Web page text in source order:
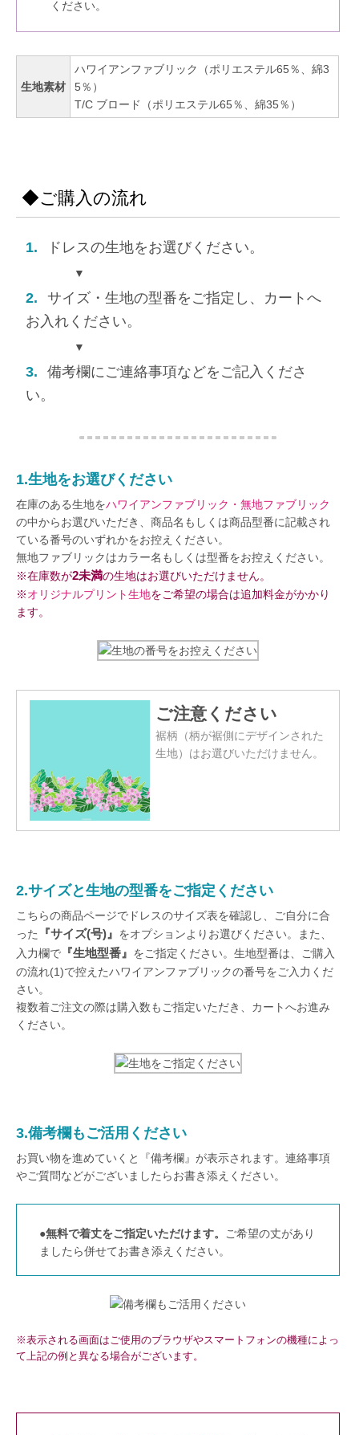
ください。
生地素材
ハワイアンファブリック（ポリエステル65％、綿3
5％）
T/C ブロード（ポリエステル65％、綿35％）
◆ご購入の流れ
1. ドレスの生地をお選びください。
▼
2.
サイズ・生地の型番をご指定し、カートへ
お入れください。
▼
3.
備考欄にご連絡事項などをご記入くださ
い。
1.生地をお選びください
在庫のある生地をハワイアンファブリック・無地ファブリック
の中からお選びいただき、商品名もしくは商品型番に記載され
ている番号のいずれかをお控えください。
無地ファブリックはカラー名もしくは型番をお控えください。
※在庫数が2未満の生地はお選びいただけません。
※オリジナルプリント生地をご希望の場合は追加料金がかかり
ます。
ご注意ください
裾柄（柄が裾側にデザインされた
生地）はお選びいただけません。
2.サイズと生地の型番をご指定ください
こちらの商品ページでドレスのサイズ表を確認し、ご自分に合
った
『サイズ(号)』 をオプションよりお選びください。また、
入力欄で 『生地型番』 をご指定ください。生地型番は、ご購入
の流れ(1)で控えたハワイアンファブリックの番号をご入力くだ
さい。
複数着ご注文の際は購入数もご指定いただき、カートへお進み
ください。
3.備考欄もご活用ください
お買い物を進めていくと『備考欄』が表示されます。連絡事項
やご質問などがございましたらお書き添えください。
●無料で着丈をご指定いただけます。
ご希望の丈があり
ましたら併せてお書き添えください。
※表示される画面はご使用のブラウザやスマートフォンの機種によっ
て上記の例と異なる場合がございます。